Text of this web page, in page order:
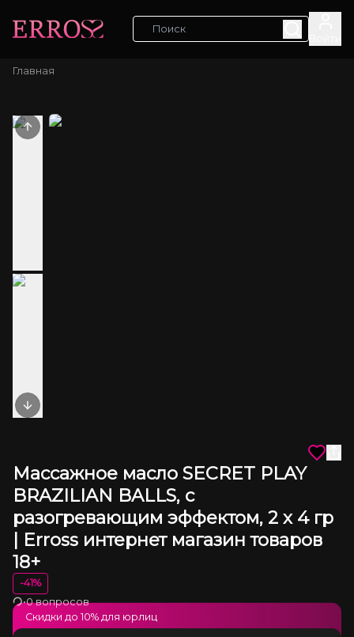
Главная
Previous slide
Next slide
Массажное масло SECRET PLAY
BRAZILIAN BALLS, с
разогревающим эффектом, 2 х 4 гр
| Erross интернет магазин товаров
18+
-41%
Загрузка
•0 вопросов
Скидки до 10% для юрлиц